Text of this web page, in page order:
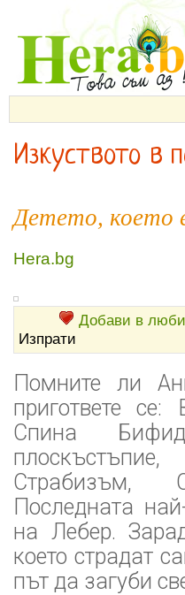
Изкуството в
Детето, което
Hera.bg
Добави в
Изпрати
Помните ли
пригответе се:
Спина
Страбизъм,
Последната
на Лебер.
което страдат
път да загуби